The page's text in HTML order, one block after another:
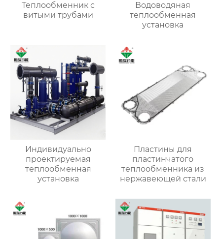
Теплообменник с
витыми трубами
Водоводяная
теплообменная
установка
Индивидуально
проектируемая
теплообменная
установка
Пластины для
пластинчатого
теплообменника из
нержавеющей стали